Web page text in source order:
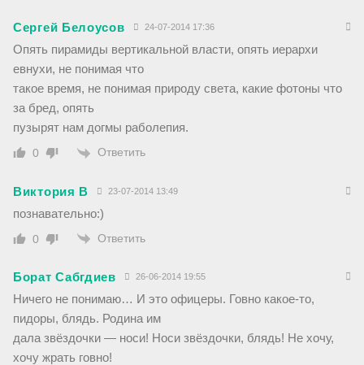
Сергей Белоусов 24-07-2014 17:36
Опять пирамиды вертикальной власти, опять иерархи
евнухи, не понимая что
такое время, не понимая природу света, какие фотоны что
за бред, опять
пузырят нам догмы раболепия.
0 Ответить
Виктория В 23-07-2014 13:49
познавательно:)
0 Ответить
Борат Сабгдиев 26-06-2014 19:55
Ничего не понимаю… И это офицеры. Говно какое-то,
пидоры, блядь. Родина им
дала звёздочки — носи! Носи звёздочки, блядь! Не хочу,
хочу жрать говно!